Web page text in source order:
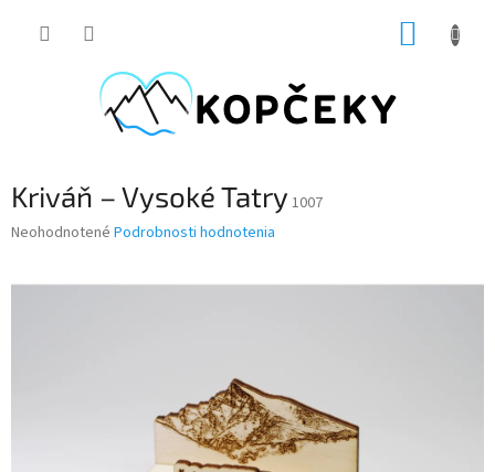
Kriváň – Vysoké Tatry 1007
Priemerné
Neohodnotené Podrobnosti hodnotenia